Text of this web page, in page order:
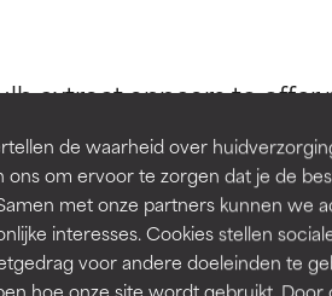
de waarheid over
ons om ervoor te zorgen dat je de
met onze partners kunnen we
interesses. Cookies stellen
voor andere doeleinden te
hoe onze site wordt gebruikt.
extract appears to
of huidproblemen.
de textuur, stabiliteit of
irriterend maar kan esthetische,
of huidproblemen.
de textuur, stabiliteit of
irriterend maar kan esthetische,